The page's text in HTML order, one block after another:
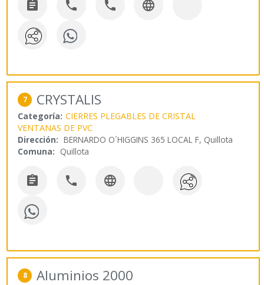
   
7 CRYSTALIS
Categoría: CIERRES PLEGABLES DE CRISTAL
VENTANAS DE PVC
Dirección: BERNARDO O´HIGGINS 365 LOCAL F, Quillota
Comuna: Quillota
  
8 Aluminios 2000